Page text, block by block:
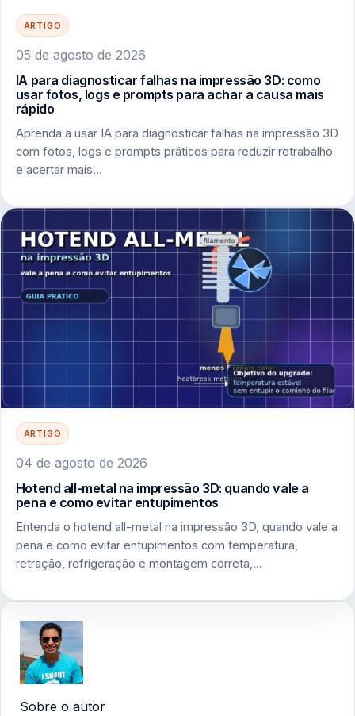
ARTIGO
05 de agosto de 2026
IA para diagnosticar falhas na impressão 3D: como
usar fotos, logs e prompts para achar a causa mais
rápido
Aprenda a usar IA para diagnosticar falhas na impressão 3D
com fotos, logs e prompts práticos para reduzir retrabalho
e acertar mais…
ARTIGO
04 de agosto de 2026
Hotend all-metal na impressão 3D: quando vale a
pena e como evitar entupimentos
Entenda o hotend all-metal na impressão 3D, quando vale a
pena e como evitar entupimentos com temperatura,
retração, refrigeração e montagem correta,…
Sobre o autor